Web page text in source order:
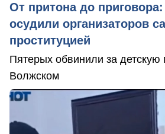
От притона до
осудили организаторов
проституцией
Пятерых обвинили за детскую
Волжском